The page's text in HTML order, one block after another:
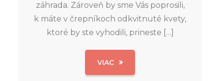
záhrada. Zároveň by sme Vás poprosili,
k máte v črepníkoch odkvitnuté kvety,
ktoré by ste vyhodili, prineste […]
VIAC